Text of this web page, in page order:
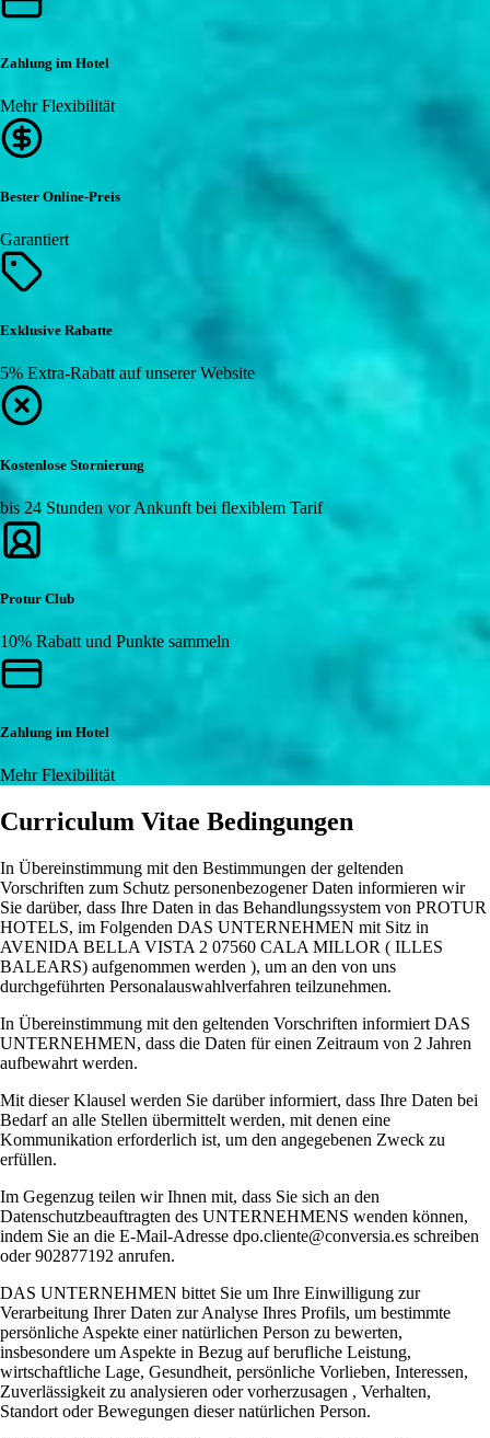
Zahlung im Hotel
Mehr Flexibilität
Bester Online-Preis
Garantiert
Exklusive Rabatte
5% Extra-Rabatt auf unserer Website
Kostenlose Stornierung
bis 24 Stunden vor Ankunft bei flexiblem Tarif
Protur Club
10% Rabatt und Punkte sammeln
Zahlung im Hotel
Mehr Flexibilität
Curriculum Vitae Bedingungen
In Übereinstimmung mit den Bestimmungen der geltenden
Vorschriften zum Schutz personenbezogener Daten informieren wir
Sie darüber, dass Ihre Daten in das Behandlungssystem von PROTUR
HOTELS, im Folgenden DAS UNTERNEHMEN mit Sitz in
AVENIDA BELLA VISTA 2 07560 CALA MILLOR ( ILLES
BALEARS) aufgenommen werden ), um an den von uns
durchgeführten Personalauswahlverfahren teilzunehmen.
In Übereinstimmung mit den geltenden Vorschriften informiert DAS
UNTERNEHMEN, dass die Daten für einen Zeitraum von 2 Jahren
aufbewahrt werden.
Mit dieser Klausel werden Sie darüber informiert, dass Ihre Daten bei
Bedarf an alle Stellen übermittelt werden, mit denen eine
Kommunikation erforderlich ist, um den angegebenen Zweck zu
erfüllen.
Im Gegenzug teilen wir Ihnen mit, dass Sie sich an den
Datenschutzbeauftragten des UNTERNEHMENS wenden können,
indem Sie an die E-Mail-Adresse dpo.cliente@conversia.es schreiben
oder 902877192 anrufen.
DAS UNTERNEHMEN bittet Sie um Ihre Einwilligung zur
Verarbeitung Ihrer Daten zur Analyse Ihres Profils, um bestimmte
persönliche Aspekte einer natürlichen Person zu bewerten,
insbesondere um Aspekte in Bezug auf berufliche Leistung,
wirtschaftliche Lage, Gesundheit, persönliche Vorlieben, Interessen,
Zuverlässigkeit zu analysieren oder vorherzusagen , Verhalten,
Standort oder Bewegungen dieser natürlichen Person.